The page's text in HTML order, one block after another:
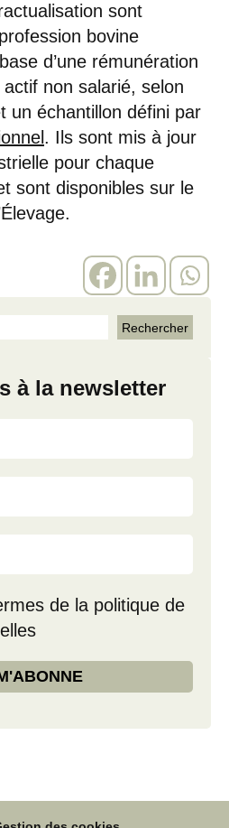
sont
bovine
d’une rémunération
non salarié, selon
un échantillon défini par
. Ils sont mis à jour
pour chaque
sont disponibles sur le
à la newsletter
de la politique de